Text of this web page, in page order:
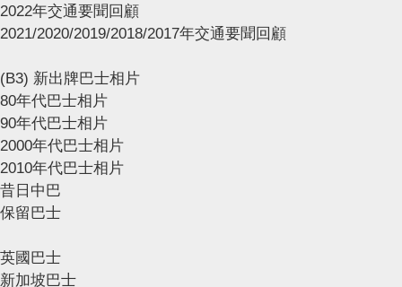
2022年交通要聞回顧
2021/2020/2019/2018/2017年交通要聞回顧
(B3) 新出牌巴士相片
80年代巴士相片
90年代巴士相片
2000年代巴士相片
2010年代巴士相片
昔日中巴
保留巴士
英國巴士
新加坡巴士